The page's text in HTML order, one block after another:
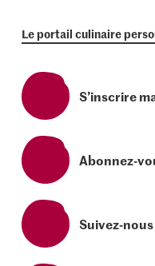
Le portail culinaire
S’inscrire
Abonnez-
Suivez-